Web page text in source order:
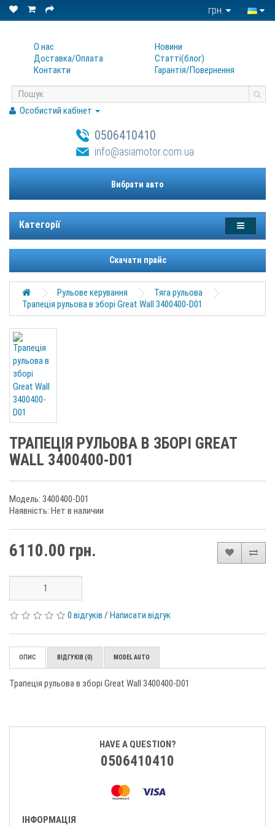
грн.
О нас
Доставка/Оплата
Контакти
Новини
Статтi(блог)
Гарантiя/Повернення
Особистий кабінет
0506410410
info@asiamotor.com.ua
Вибрати авто
Категорії
Скачати прайс
Рульове керування
Тяга рульова
Трапеція рульова в зборі Great Wall 3400400-D01
ТРАПЕЦІЯ РУЛЬОВА В ЗБОРІ GREAT
WALL 3400400-D01
Модель: 3400400-D01
Наявність: Нет в наличии
6110.00 грн.
0 відгуків / Написати відгук
ОПИС ВІДГУКІВ (0) MODEL AUTO
Трапеція рульова в зборі Great Wall 3400400-D01
HAVE A QUESTION?
0506410410
ІНФОРМАЦІЯ